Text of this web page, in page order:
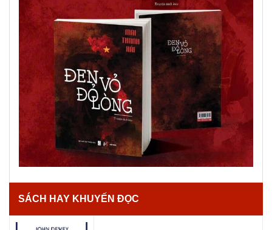
SÁCH HAY KHUYẾN ĐỌC